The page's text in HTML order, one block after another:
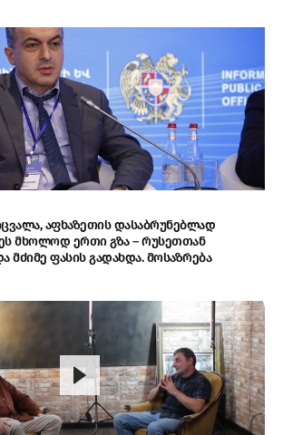
აფხაზეთის დასაბრუნებლად
მხოლოდ ერთი გზა – რუსეთთან
მძიმე ფასის გადახდა. მოსაზრება